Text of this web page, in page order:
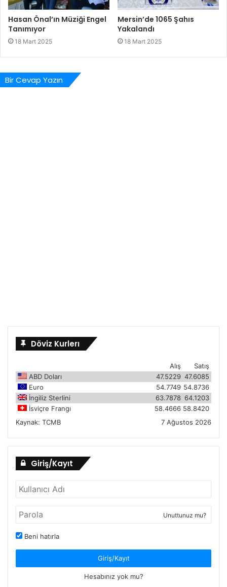
Hasan Önal’ın Müziği Engel
Tanımıyor
18 Mart 2025
Mersin’de 1065 Şahıs
Yakalandı
18 Mart 2025
Bir Cevap Yazın
Döviz Kurlerı
Satış
Alış
ABD Doları
47.6085
47.5229
Euro
54.8736
54.7749
İngiliz Sterlini
64.1203
63.7878
İsviçre Frangı
58.8420
58.4666
Kaynak: TCMB 7 Ağustos 2026
Giriş/Kayıt
Unuttunuz mu?
Beni hatırla
Giriş/Kayıt
Hesabınız yok mu?